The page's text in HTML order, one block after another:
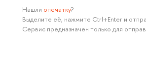
Нашли опечатку?
Выделите её, нажмите Ctrl+Enter и
Сервис предназначен только для